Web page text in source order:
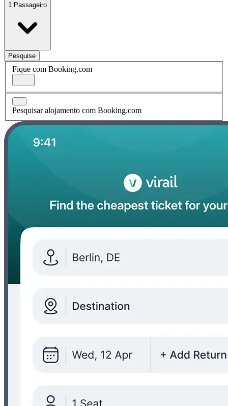
1 Passageiro
Pesquise
Fique com Booking.com
Pesquisar alojamento com Booking.com